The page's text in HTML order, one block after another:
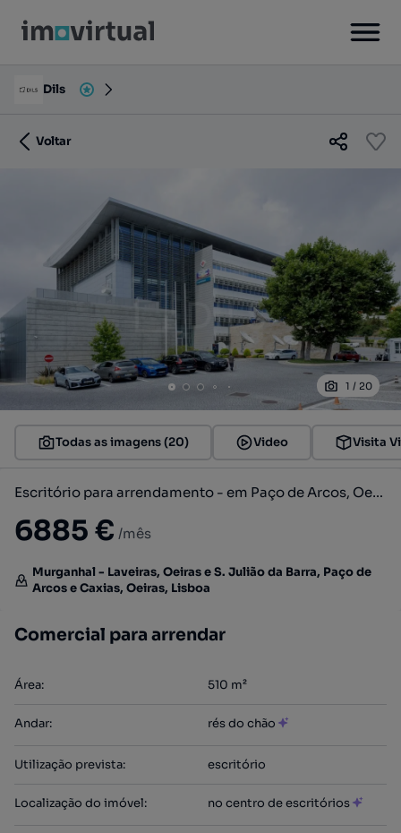
Dils
Voltar
1 / 20
Todas as imagens (20) Video Visita
Escritório para arrendamento - em Paço de Arcos, Oeiras
6885 € /mês
Murganhal - Laveiras, Oeiras e S. Julião da Barra, Paço de
Arcos e Caxias, Oeiras, Lisboa
Comercial para arrendar
Área: 510 m²
Andar: rés do chão
Utilização prevista: escritório
Localização do imóvel: no centro de escritórios